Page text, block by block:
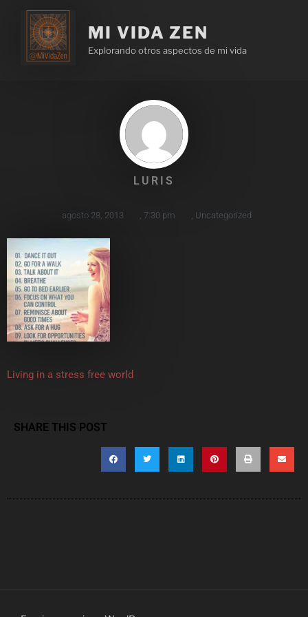
MI VIDA ZEN
Explorando otros aspectos de mi vida
LURIS
agosto 28, 2013 7:30 pm Uncategorized
Living in a stress free world
SHARE THIS POST